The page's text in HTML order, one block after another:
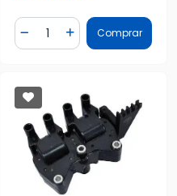
Diminuir Quantidade
Quantidade
AdicionarComprar